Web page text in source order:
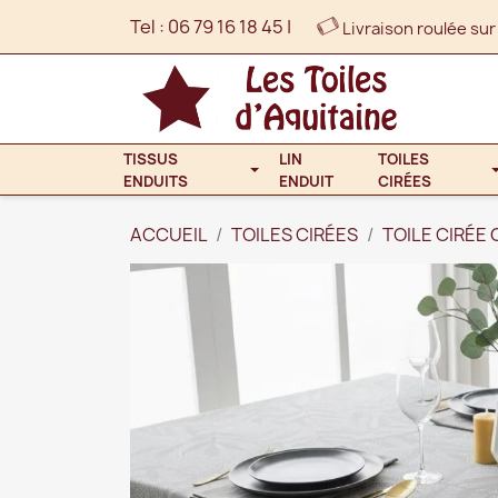
Tel : 06 79 16 18 45 | Livraison roulée
TISSUS
ENDUITS
LIN
ENDUIT
TOILES
CIRÉES
ACCUEIL TOILES CIRÉES TOILE CIRÉE